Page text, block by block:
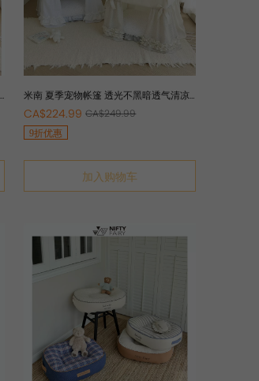
米南 夏季宠物帐篷 透光不黑暗透气清凉
网红猫狗房子可拆洗纯棉
CA$224.99 CA$249.99
9折优惠
加入购物车